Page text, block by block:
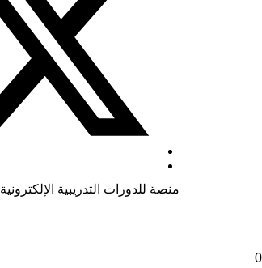
منصة للدورات التدريبية الإلكترونية
0